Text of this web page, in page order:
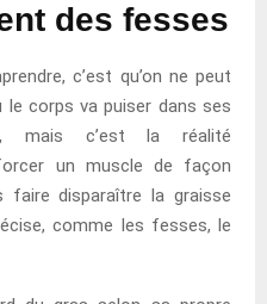
des fesses
c’est qu’on ne peut
le corps va puiser dans ses
mais c’est la réalité
un muscle de façon
disparaître la graisse
comme les fesses, le